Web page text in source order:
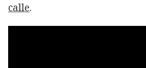
calle.